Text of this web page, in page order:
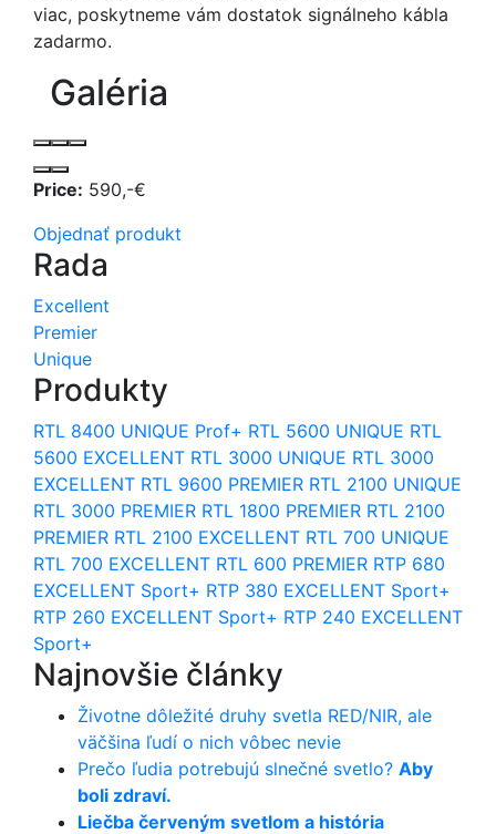
viac, poskytneme vám dostatok signálneho kábla
zadarmo.
Galéria
Price: 590,-€
Objednať produkt
Rada
Excellent
Premier
Unique
Produkty
RTL 8400 UNIQUE Prof+ RTL 5600 UNIQUE RTL
5600 EXCELLENT RTL 3000 UNIQUE RTL 3000
EXCELLENT RTL 9600 PREMIER RTL 2100 UNIQUE
RTL 3000 PREMIER RTL 1800 PREMIER RTL 2100
PREMIER RTL 2100 EXCELLENT RTL 700 UNIQUE
RTL 700 EXCELLENT RTL 600 PREMIER RTP 680
EXCELLENT Sport+ RTP 380 EXCELLENT Sport+
RTP 260 EXCELLENT Sport+ RTP 240 EXCELLENT
Sport+
Najnovšie články
Životne dôležité druhy svetla RED/NIR, ale
väčšina ľudí o nich vôbec nevie
Prečo ľudia potrebujú slnečné svetlo? Aby
boli zdraví.
Liečba červeným svetlom a história